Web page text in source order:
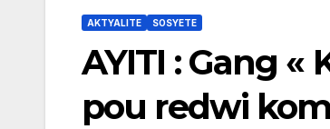
AKTYALITE SOSYETE
AYITI : Gang «
pou redwi